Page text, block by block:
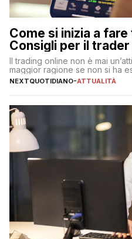
Come si inizia a
Consigli per il
Il trading online non è mai
maggior ragione se non si ha
NEXTQUOTIDIANO-ATTUALITÀ